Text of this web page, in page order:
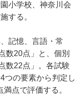
小学校、神奈川会
する。
記憶、言語・常
数20点」と、個別
数22点」。各試験
つの要素から判定し
点で評価する。